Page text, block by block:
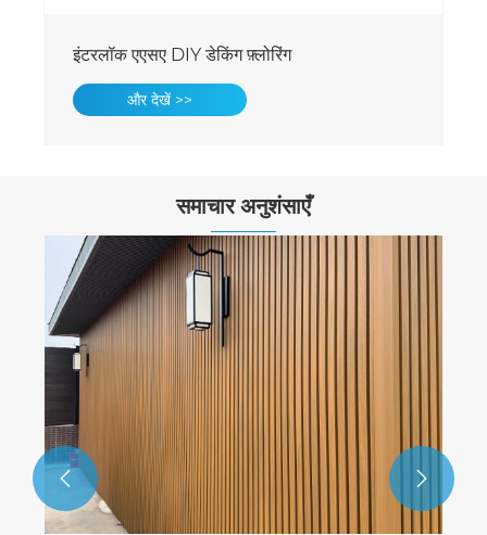
इंटरलॉक एएसए दी डेनिंग फर्श
और देखें >>
समाचार अनुशंसाएँ
 